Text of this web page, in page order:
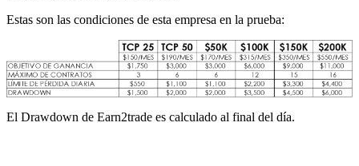
Estas son las condiciones de esta empresa en la prueba:
El Drawdown de Earn2trade es calculado al final del día.